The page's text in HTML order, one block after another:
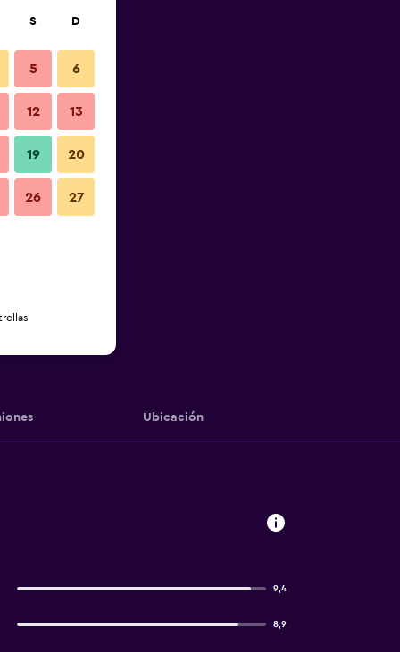
Ubicación
9,4
8,9
S D
5 6
12 13
19 20
26 27